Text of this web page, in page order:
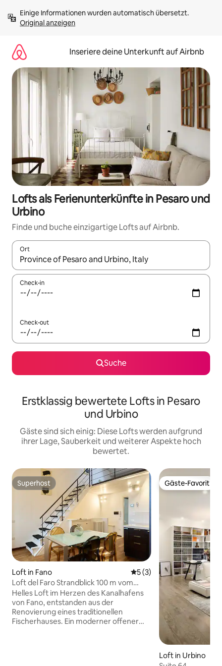
Inhalten
springenOriginal anzeigen
Inseriere deine Unterkunft auf Airbnb
Lofts als Ferienunterkünfte in Pesaro und
Urbino
Finde und buche einzigartige Lofts auf Airbnb.
Ort
Wenn Ergebnisse verfügbar sind, navigiere mit den
Check-in
Check-out
Suche
Erstklassig bewertete Lofts in Pesaro
und Urbino
Gäste sind sich einig: Diese Lofts werden aufgrund
ihrer Lage, Sauberkeit und weiterer Aspekte hoch
bewertet.
Superhost
Superhost
Loft in Fano Durchschnittliche
5 (3)
Loft del Faro Strandblick 100 m vom
Strand entfernt
Helles Loft im Herzen des Kanalhafens
von Fano, entstanden aus der
Renovierung eines traditionellen
Fischerhauses. Ein moderner offener
Gäste-Favorit
Gäste-Favorit
Loft in Urbino